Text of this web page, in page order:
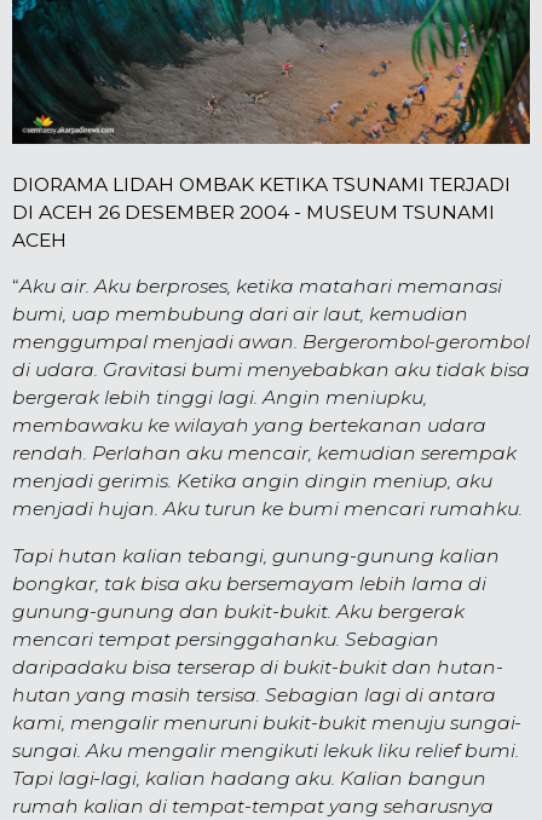
DIORAMA LIDAH OMBAK KETIKA TSUNAMI TERJADI
DI ACEH 26 DESEMBER 2004 - MUSEUM TSUNAMI
ACEH
“Aku air. Aku berproses, ketika matahari me­manasi
bumi, uap membubung dari air laut, kemu­dian
meng­gumpal menjadi awan. Ber­gerombol-gerombol
di udara. Gravitasi bumi menyebabkan aku tidak bisa
ber­gerak lebih tinggi lagi. Angin me­niupku,
membawaku ke wila­yah yang bertekanan udara
rendah. Per­lahan aku men­cair, kemudian se­rempak
men­jadi gerimis. Ke­tika angin dingin me­niup, aku
menjadi hujan. Aku turun ke bumi men­cari rumahku.
Tapi hutan kalian tebangi, gunung-gunung kalian
bongkar, tak bisa aku bersemayam lebih lama di
gunung-gunung dan bukit-bukit. Aku ber­gerak
mencari tempat persinggahanku. Se­bagian
daripadaku bisa ter­serap di bukit-bukit dan hutan-
hutan yang masih ter­sisa. Se­bagian lagi di antara
kami, mengalir menuruni bukit-bukit menuju sungai-
sungai. Aku meng­alir meng­ikuti lekuk liku relief bumi.
Tapi lagi-lagi, kalian hadang aku. Kalian bangun
rumah kalian di tempat-tempat yang seharusnya